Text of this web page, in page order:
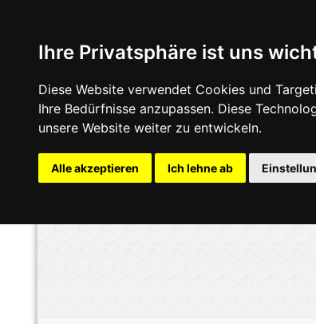
Ihre Privatsphäre ist uns
Diese Website verwendet Cookies und
Ihre Bedürfnisse anzupassen. Diese
unsere Website weiter zu entwickeln.
Alle akzeptieren Ich lehne ab